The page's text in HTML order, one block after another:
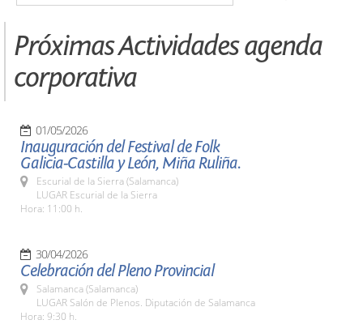
Próximas Actividades agenda
corporativa
01/05/2026
Inauguración del Festival de Folk
Galicia-Castilla y León, Miña Ruliña.
Escurial de la Sierra (Salamanca)
LUGAR Escurial de la Sierra
Hora: 11:00 h.
30/04/2026
Celebración del Pleno Provincial
Salamanca (Salamanca)
LUGAR Salón de Plenos. Diputación de Salamanca
Hora: 9:30 h.